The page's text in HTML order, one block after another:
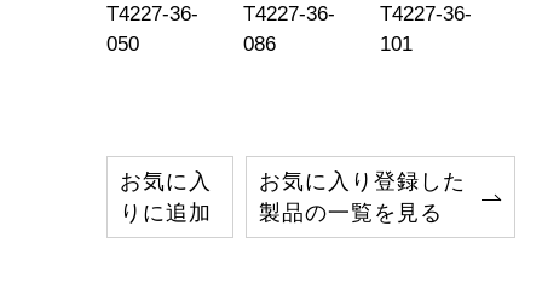
T4227-36-
050
T4227-36-
086
T4227-36-
101
お気に入
りに追加
お気に入り登録した
製品の一覧を見る